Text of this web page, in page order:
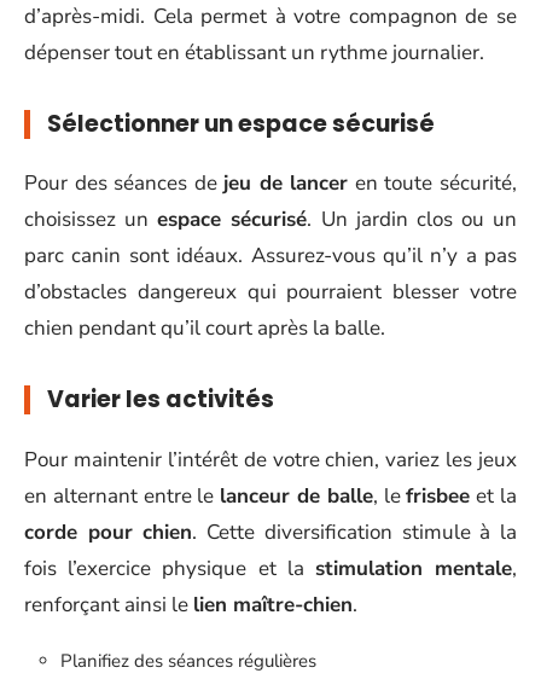
d’après-midi. Cela permet à votre compagnon de se
dépenser tout en établissant un rythme journalier.
Sélectionner un espace sécurisé
Pour des séances de jeu de lancer en toute sécurité,
choisissez unespace sécurisé. Un jardin clos ou un
parc canin sont idéaux. Assurez-vous qu’il n’y a pas
d’obstacles dangereux qui pourraient blesser votre
chien pendant qu’il court après la balle.
Varier les activités
Pour maintenir l’intérêt de votre chien, variez les jeux
en alternant entre le lanceur de balle, lefrisbee et la
corde pour chien. Cette diversification stimule à la
fois l’exercice physique et la stimulation mentale,
renforçant ainsi le lien maître-chien.
Planifiez des séances régulières